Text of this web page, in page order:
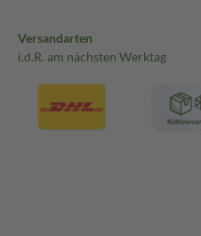
Versandarten
i.d.R. am nächsten Werktag